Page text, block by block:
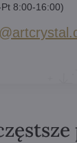
8:00-16:00)